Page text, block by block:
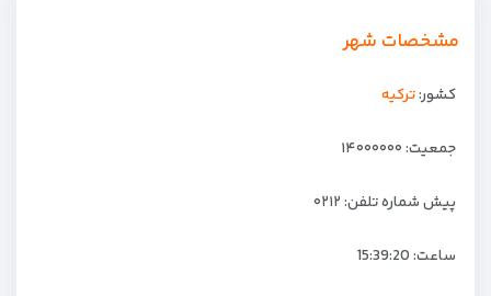
مشخصات شهر
کشور:ترکیه
جمعیت: ۱۴۰۰۰۰۰۰
پیش شماره تلفن: ۰۲۱۲
ساعت:15:39:21